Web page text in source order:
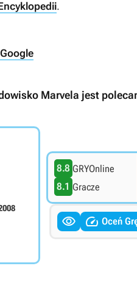
.
Marvela jest
8.8 GRYOnline
8.1 Gracze
  Oceń